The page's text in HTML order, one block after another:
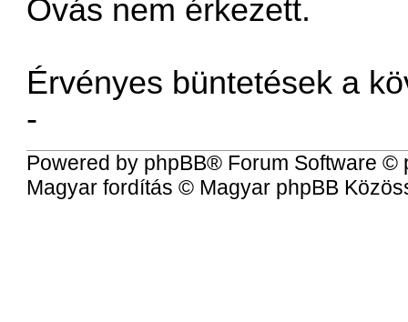
Óvás nem érkezett.
Érvényes büntetések a
-
Powered by phpBB® Forum Software ©
Magyar fordítás © Magyar phpBB